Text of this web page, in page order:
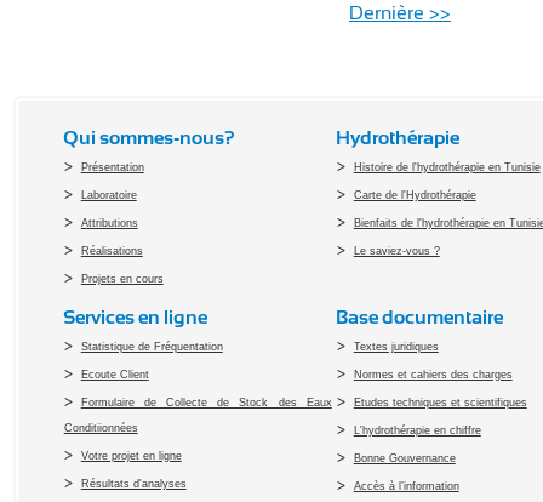
Dernière >>
Qui sommes-nous?
Présentation
Laboratoire
Attributions
Réalisations
Projets en cours
Hydrothérapie
Histoire de l'hydrothérapie en Tunisie
Carte de l'Hydrothérapie
Bienfaits de l'hydrothérapie en
Le saviez-vous ?
Services en ligne
Statistique de Fréquentation
Ecoute Client
Formulaire de Collecte de Stock des Eaux
Conditiionnées
Votre projet en ligne
Résultats d'analyses
Base documentaire
Textes juridiques
Normes et cahiers des charges
Etudes techniques et scientifiques
L'hydrothérapie en chiffre
Bonne Gouvernance
Accès à l’information